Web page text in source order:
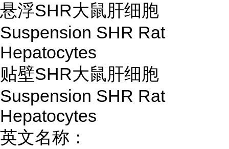
悬浮SHR大鼠肝细胞
Suspension SHR Rat
Hepatocytes
贴壁SHR大鼠肝细胞
Suspension SHR Rat
Hepatocytes
英文名称：